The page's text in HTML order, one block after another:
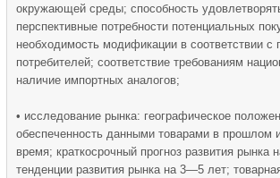
окружающей среды; способность
перспективные потребности по­тенциальных
необходимость модификации в соответствии с
потребителей; со­ответствие требованиям
наличие импортных аналогов;
• исследование рынка: географическое
обеспеченность данными товарами в прошлом
время; краткосрочный прогноз развития
тенденции развития рынка на 3—5 лет;